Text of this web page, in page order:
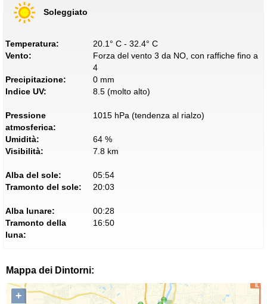
Soleggiato
Temperatura:
20.1° C - 32.4° C
Vento:
Forza del vento 3 da NO, con raffiche fino a
4
Precipitazione:
0 mm
Indice UV:
8.5 (molto alto)
Pressione
atmosferica:
1015 hPa (tendenza al rialzo)
Umidità:
64 %
Visibilità:
7.8 km
Alba del sole:
05:54
Tramonto del sole:
20:03
Alba lunare:
00:28
Tramonto della
luna:
16:50
Mappa dei Dintorni:
+